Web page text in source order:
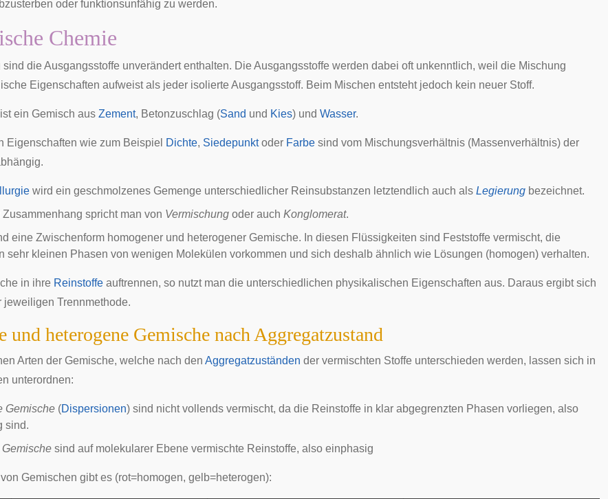
oder funktionsunfähig zu werden.
Chemie
sind die Ausgangsstoffe unverändert enthalten. Die Ausgangsstoffe werden dabei oft unkenntlich, weil die Mischung
Eigenschaften aufweist als jeder isolierte Ausgangsstoff. Beim Mischen entsteht jedoch kein neuer Stoff.
ist ein Gemisch aus Zement, Betonzuschlag (Sand und Kies) und Wasser.
Eigenschaften wie zum Beispiel Dichte, Siedepunktoder Farbe sind vom Mischungsverhältnis (Massenverhältnis) der
wird ein geschmolzenes Gemenge unterschiedlicher Reinsubstanzen letztendlich auch als Legierung bezeichnet.
Zusammenhang spricht man von Vermischung oder auch Konglomerat.
eine Zwischenform homogener und heterogener Gemische. In diesen Flüssigkeiten sind Feststoffe vermischt, die
sehr kleinen Phasen von wenigen Molekülen vorkommen und sich deshalb ähnlich wie Lösungen (homogen) verhalten.
in ihre Reinstoffe auftrennen, so nutzt man die unterschiedlichen physikalischen Eigenschaften aus. Daraus ergibt sich
jeweiligen Trennmethode.
und heterogene Gemische nach Aggregatzustand
Arten der Gemische, welche nach den Aggregatzuständen der vermischten Stoffe unterschieden werden, lassen sich in
unterordnen:
Gemische (Dispersionen) sind nicht vollends vermischt, da die Reinstoffe in klar abgegrenzten Phasen vorliegen, also
sind.
Gemische sind auf molekularer Ebene vermischte Reinstoffe, also einphasig
Gemischen gibt es (rot=homogen, gelb=heterogen):